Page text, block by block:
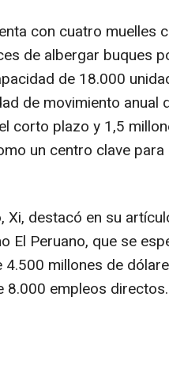
con cuatro muelles
de albergar buques
de 18.000
de movimiento anual
corto plazo y 1,5
un centro clave
Xi, destacó en su
El Peruano, que se
4.500 millones de
8.000 empleos directos.